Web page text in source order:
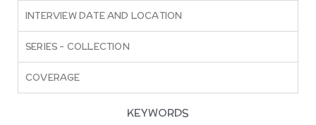
INTERVIEW DATE AND LOCATION
SERIES – COLLECTION
COVERAGE
KEYWORDS